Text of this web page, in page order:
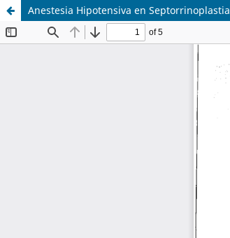
Anestesia Hipotensiva en Septorrinoplastia